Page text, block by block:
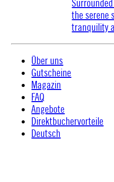
Über uns
Gutscheine
Magazin
FAQ
Angebote
Direktbuchervorteile
Deutsch